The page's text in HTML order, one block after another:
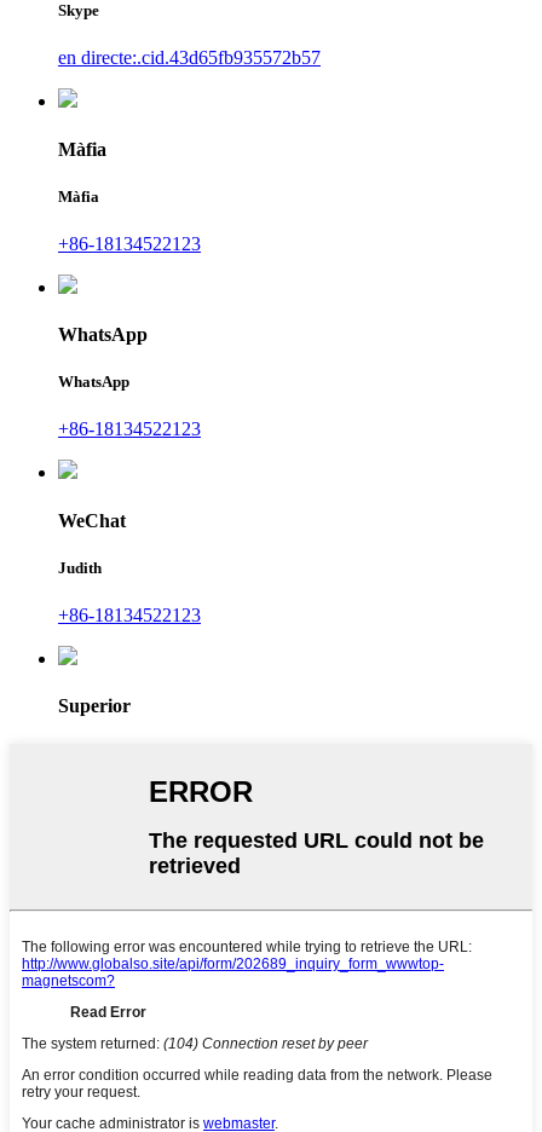
Skype
en directe:.cid.43d65fb935572b57
Màfia
Màfia
+86-18134522123
WhatsApp
WhatsApp
+86-18134522123
WeChat
Judith
+86-18134522123
Superior